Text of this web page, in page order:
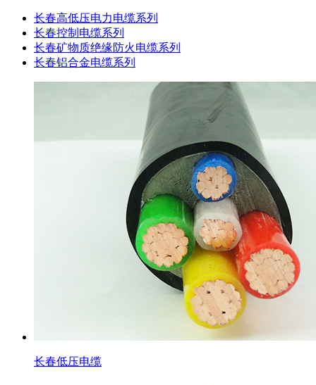
长春高低压电力电缆系列
长春控制电缆系列
长春矿物质绝缘防火电缆系列
长春铝合金电缆系列
长春低压电缆